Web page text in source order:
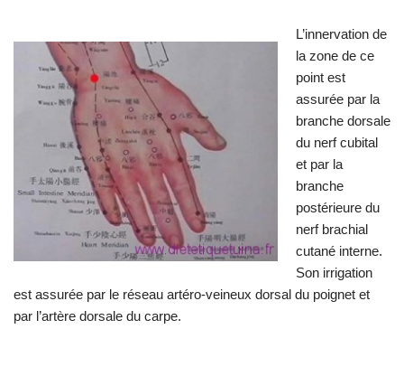
L’innervation de
la zone de ce
point est
assurée par la
branche dorsale
du nerf cubital
et par la
branche
postérieure du
nerf brachial
cutané interne.
Son irrigation
est assurée par le réseau artéro-veineux dorsal du poignet et
par l’artère dorsale du carpe.